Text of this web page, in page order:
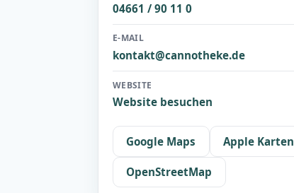
04661 / 90 11 0
E-MAIL
kontakt@cannotheke.de
WEBSITE
Website besuchen
Google Maps Apple Karten
OpenStreetMap